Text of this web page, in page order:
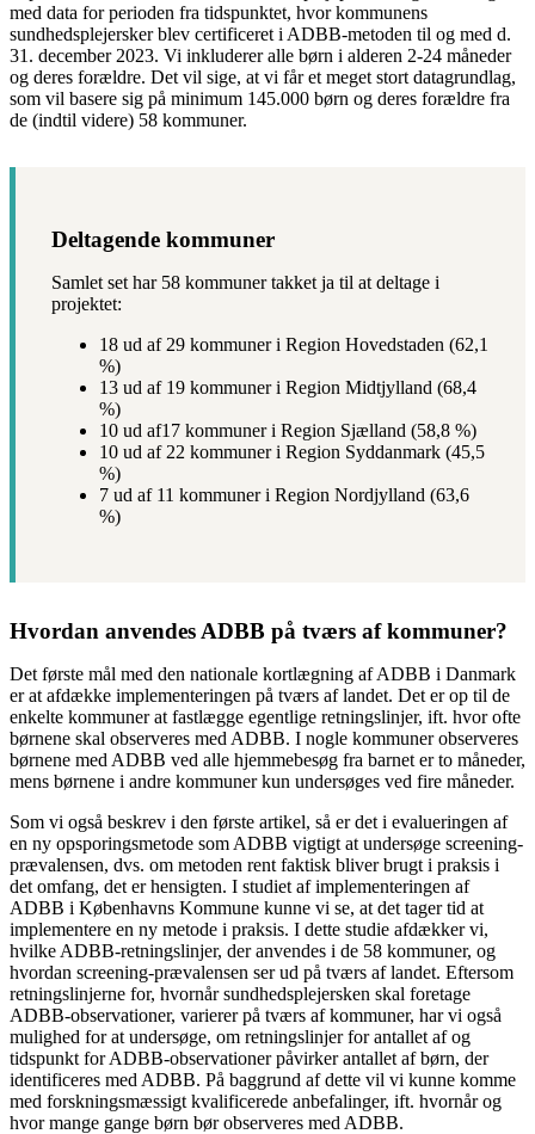
med data for perioden fra tidspunktet, hvor kommunens
sundhedsplejersker blev certificeret i ADBB-metoden til og med d.
31. december 2023. Vi inkluderer alle børn i alderen 2-24 måneder
og deres forældre. Det vil sige, at vi får et meget stort datagrundlag,
som vil basere sig på minimum 145.000 børn og deres forældre fra
de (indtil videre) 58 kommuner.
Deltagende kommuner
Samlet set har 58 kommuner takket ja til at deltage i
projektet:
18 ud af 29 kommuner i Region Hovedstaden (62,1
%)
13 ud af 19 kommuner i Region Midtjylland (68,4
%)
10 ud af17 kommuner i Region Sjælland (58,8 %)
10 ud af 22 kommuner i Region Syddanmark (45,5
%)
7 ud af 11 kommuner i Region Nordjylland (63,6
%)
Hvordan anvendes ADBB på tværs af kommuner?
Det første mål med den nationale kortlægning af ADBB i Danmark
er at afdække implementeringen på tværs af landet. Det er op til de
enkelte kommuner at fastlægge egentlige retningslinjer, ift. hvor ofte
børnene skal observeres med ADBB. I nogle kommuner observeres
børnene med ADBB ved alle hjemmebesøg fra barnet er to måneder,
mens børnene i andre kommuner kun undersøges ved fire måneder.
Som vi også beskrev i den første artikel, så er det i evalueringen af
en ny opsporingsmetode som ADBB vigtigt at undersøge screening-
prævalensen, dvs. om metoden rent faktisk bliver brugt i praksis i
det omfang, det er hensigten. I studiet af implementeringen af
ADBB i Københavns Kommune kunne vi se, at det tager tid at
implementere en ny metode i praksis. I dette studie afdækker vi,
hvilke ADBB-retningslinjer, der anvendes i de 58 kommuner, og
hvordan screening-prævalensen ser ud på tværs af landet. Eftersom
retningslinjerne for, hvornår sundhedsplejersken skal foretage
ADBB-observationer, varierer på tværs af kommuner, har vi også
mulighed for at undersøge, om retningslinjer for antallet af og
tidspunkt for ADBB-observationer påvirker antallet af børn, der
identificeres med ADBB. På baggrund af dette vil vi kunne komme
med forskningsmæssigt kvalificerede anbefalinger, ift. hvornår og
hvor mange gange børn bør observeres med ADBB.